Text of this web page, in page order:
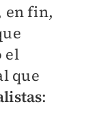
en fin,
el
que
: